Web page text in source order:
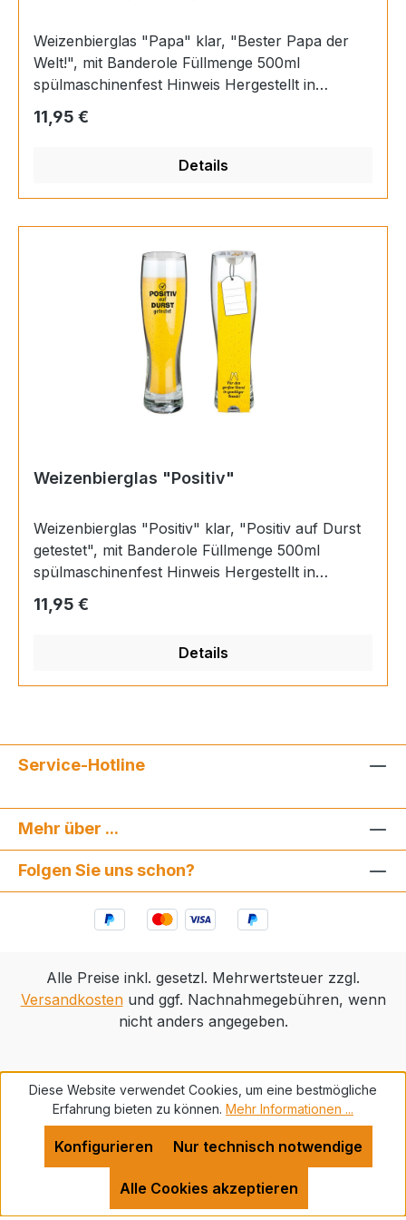
Weizenbierglas "Papa" klar, "Bester Papa der
Welt!", mit Banderole Füllmenge 500ml
spülmaschinenfest Hinweis Hergestellt in
Höhe 25 cm Durchmesser 6,5 cm EAN
Regulärer Preis:
11,95 €
Details
Weizenbierglas "Positiv"
Weizenbierglas "Positiv" klar, "Positiv auf Durst
getestet", mit Banderole Füllmenge 500ml
spülmaschinenfest Hinweis Hergestellt in
Höhe 25 cm Durchmesser 6,5 cm EAN
Regulärer Preis:
11,95 €
Details
Service-Hotline
Mehr über ...
Folgen Sie uns schon?
Alle Preise inkl. gesetzl. Mehrwertsteuer zzgl.
Versandkostenund ggf. Nachnahmegebühren, wenn
nicht anders angegeben.
Diese Website verwendet Cookies, um eine bestmögliche
Erfahrung bieten zu können. Mehr Informationen ...
Nur technisch notwendige
Konfigurieren
Alle Cookies akzeptieren